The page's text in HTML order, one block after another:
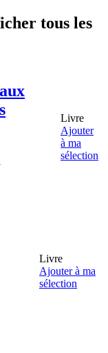
tous les
Livre
Ajouter
à ma
sélection
Livre
Ajouter à ma
sélection